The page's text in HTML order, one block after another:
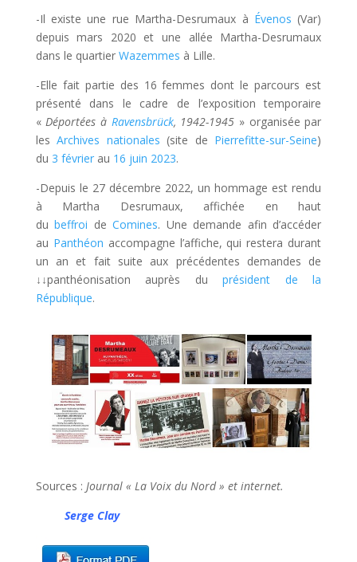
-Il existe une rue Martha-Desrumaux à Évenos (Var)
depuis mars 2020 et une allée Martha-Desrumaux
dans le quartier Wazemmes à Lille.
-Elle fait partie des 16 femmes dont le parcours est
présenté dans le cadre de l’exposition temporaire
« Déportées à Ravensbrück, 1942-1945 » organisée par
lesArchives nationales (site de Pierrefitte-sur-Seine)
du 3 févrierau 16 juin 2023.
-Depuis le 27 décembre 2022, un hommage est rendu
à Martha Desrumaux, affichée en haut
dubeffroi deComines. Une demande afin d’accéder
au Panthéon accompagne l’affiche, qui restera durant
un an et fait suite aux précédentes demandes de
↓↓panthéonisation auprès duprésident de la
République.
Sources : Journal « La Voix du Nord » et internet.
Serge Clay